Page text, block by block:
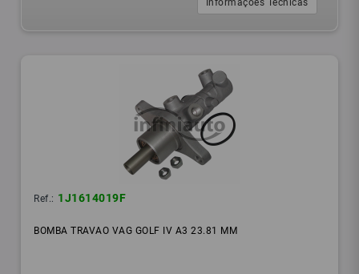
Informações Técnicas
Ref.: 1J1614019F
BOMBA TRAVAO VAG GOLF IV A3 23.81 MM